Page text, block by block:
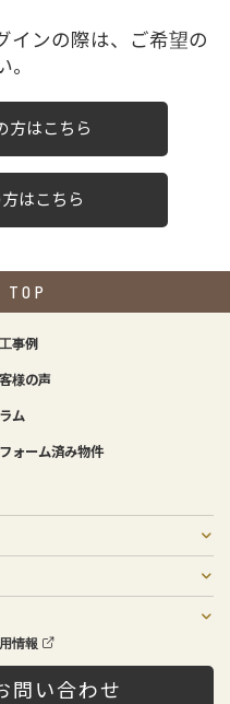
インの際は、ご希望の
方はこちら
はこちら
TOP
事例
様の声
ム
ォーム済み物件
リノベーション・リフォーム
宅リノベーション
について
店・北店
ッフ紹介
ンプラン
情報
問い合わせ